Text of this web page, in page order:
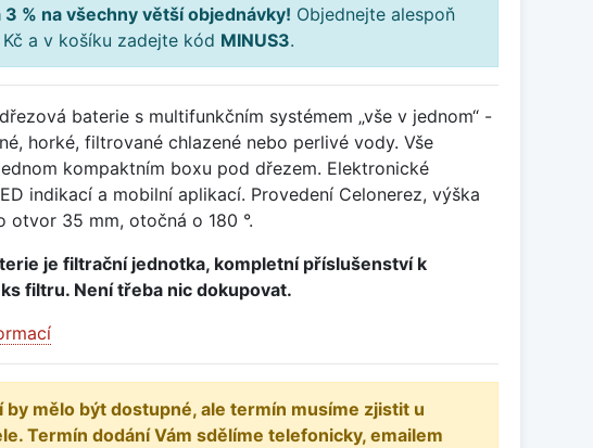
3 % na všechny větší objednávky! Objednejte alespoň
a v košíku zadejte kód MINUS3.
baterie s multifunkčním systémem „vše v jednom“ -
horké, filtrované chlazené nebo perlivé vody. Vše
kompaktním boxu pod dřezem. Elektronické
indikací a mobilní aplikací. Provedení Celonerez, výška
otvor 35 mm, otočná o 180 °.
je filtrační jednotka, kompletní příslušenství k
filtru. Není třeba nic dokupovat.
by mělo být dostupné, ale termín musíme zjistit u
Termín dodání Vám sdělíme telefonicky, emailem